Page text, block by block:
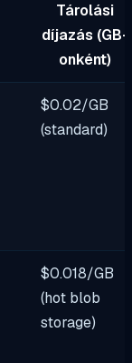
Tárolási
díjazás (GB-
onként)
$0.02/GB
(standard)
$0.018/GB
(hot blob
storage)